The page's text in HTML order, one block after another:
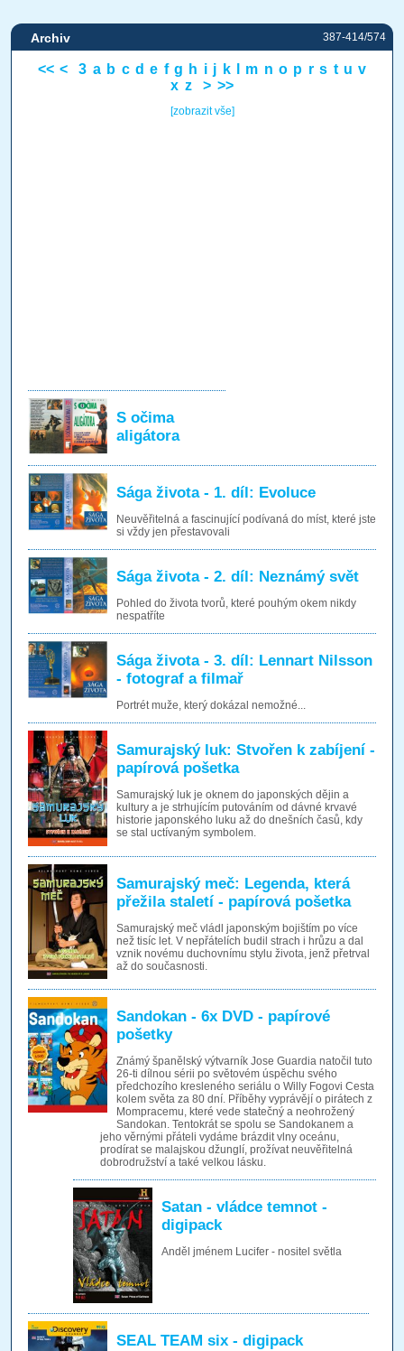
Archiv 387-414/574
<< < 3 a b c d e f g h i j k m n o p r s t u v
x z > >>
[zobrazit vše]
S očima
aligátora
Sága života - 1. díl: Evoluce
Neuvěřitelná a fascinující podívaná do míst, které jste
si vždy jen přestavovali
Sága života - 2. díl: Neznámý svět
Pohled do života tvorů, které pouhým okem nikdy
nespatříte
Sága života - 3. díl: Lennart Nilsson
- fotograf a filmař
Portrét muže, který dokázal nemožné...
Samurajský luk: Stvořen k zabíjení -
papírová pošetka
Samurajský luk je oknem do japonských dějin a
kultury a je strhujícím putováním od dávné krvavé
historie japonského luku až do dnešních časů, kdy
se stal uctívaným symbolem.
Samurajský meč: Legenda, která
přežila staletí - papírová pošetka
Samurajský meč vládl japonským bojištím po více
než tisíc let. V nepřátelích budil strach i hrůzu a dal
vznik novému duchovnímu stylu života, jenž přetrval
až do současnosti.
Sandokan - 6x DVD - papírové
pošetky
Známý španělský výtvarník Jose Guardia natočil tuto
26-ti dílnou sérii po světovém úspěchu svého
předchozího kresleného seriálu o Willy Fogovi Cesta
kolem světa za 80 dní. Příběhy vyprávějí o pirátech z
Mompracemu, které vede statečný a neohrožený
Sandokan. Tentokrát se spolu se Sandokanem a
jeho věrnými přáteli vydáme brázdit vlny oceánu,
prodírat se malajskou džunglí, prožívat neuvěřitelná
dobrodružství a také velkou lásku.
Satan - vládce temnot -
digipack
Anděl jménem Lucifer - nositel světla
SEAL TEAM six - digipack